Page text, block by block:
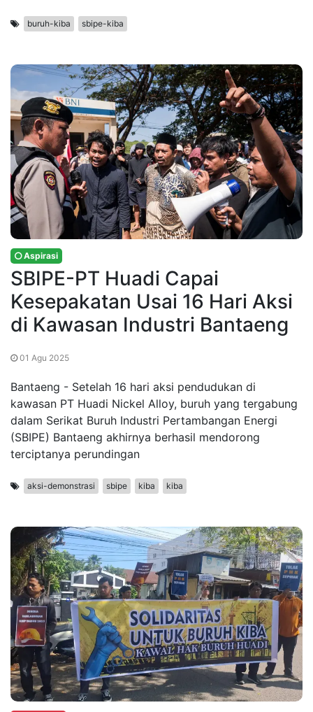
buruh-kiba sbipe-kiba
Aspirasi
SBIPE-PT Huadi Capai
Kesepakatan Usai 16 Hari Aksi
di Kawasan Industri Bantaeng
01 Agu 2025
Bantaeng - Setelah 16 hari aksi pendudukan di
kawasan PT Huadi Nickel Alloy, buruh yang tergabung
dalam Serikat Buruh Industri Pertambangan Energi
(SBIPE) Bantaeng akhirnya berhasil mendorong
terciptanya perundingan
aksi-demonstrasi sbipe kiba kiba